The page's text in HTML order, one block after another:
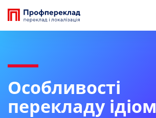
Особливості
перекладу ідіом